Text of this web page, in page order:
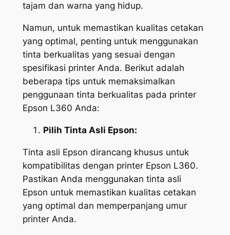
tajam dan warna yang hidup.
Namun, untuk memastikan kualitas cetakan
yang optimal, penting untuk menggunakan
tinta berkualitas yang sesuai dengan
spesifikasi printer Anda. Berikut adalah
beberapa tips untuk memaksimalkan
penggunaan tinta berkualitas pada printer
Epson L360 Anda:
Pilih Tinta Asli Epson:
Tinta asli Epson dirancang khusus untuk
kompatibilitas dengan printer Epson L360.
Pastikan Anda menggunakan tinta asli
Epson untuk memastikan kualitas cetakan
yang optimal dan memperpanjang umur
printer Anda.